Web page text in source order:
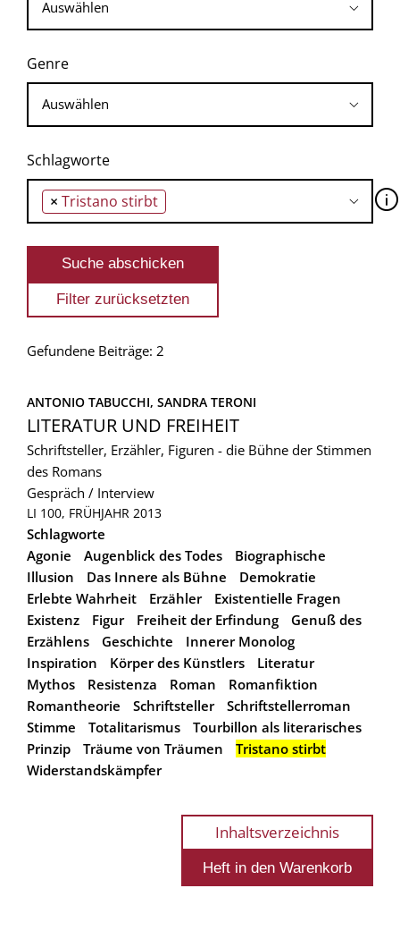
Genre
Schlagworte
× Tristano stirbt 🛈
Gefundene Beiträge: 2
ANTONIO TABUCCHI, SANDRA TERONI
LITERATUR UND FREIHEIT
Schriftsteller, Erzähler, Figuren - die Bühne der Stimmen
des Romans
Gespräch / Interview
LI 100, FRÜHJAHR 2013
Schlagworte
Agonie
Augenblick des Todes
Biographische
Illusion
Das Innere als Bühne
Demokratie
Erlebte Wahrheit
Erzähler
Existentielle Fragen
Existenz
Figur Freiheit der Erfindung
Genuß des
Erzählens
Geschichte
Innerer Monolog
Inspiration
Körper des Künstlers
Literatur
Mythos
Resistenza Roman
Romanfiktion
Romantheorie
Schriftsteller
Schriftstellerroman
Stimme
Totalitarismus
Tourbillon als literarisches
Prinzip
Träume von Träumen
Tristano stirbt
Widerstandskämpfer
Inhaltsverzeichnis